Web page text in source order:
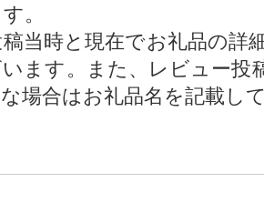
。
当時と現在でお礼品の詳
ます。また、レビュー投
場合はお礼品名を記載し